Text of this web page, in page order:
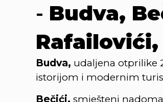
- Budva,
Budva, udaljena otprilike
istorijom i modernim
Bečići, smješteni